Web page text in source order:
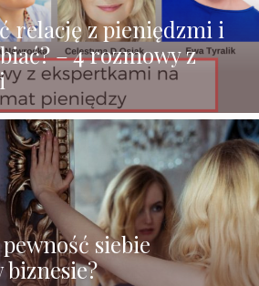
relację z pieniędzmi i
– 4 rozmowy z
siebie